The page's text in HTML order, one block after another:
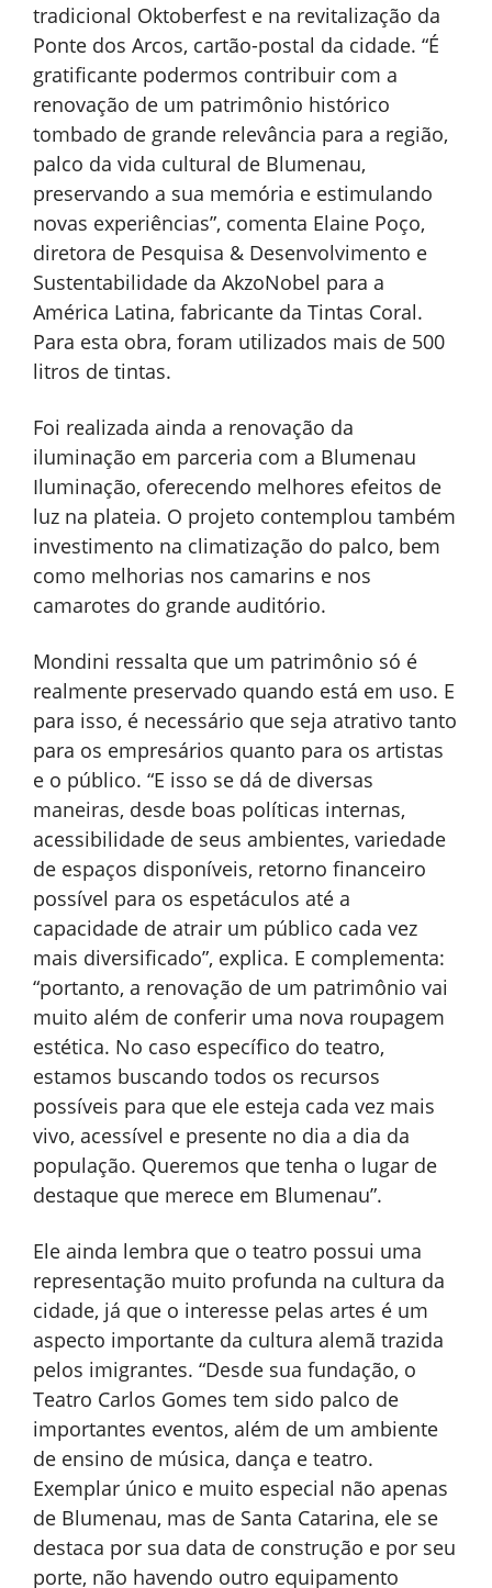
tradicional Oktoberfest e na revitalização da
Ponte dos Arcos, cartão-postal da cidade. “É
gratificante podermos contribuir com a
renovação de um patrimônio histórico
tombado de grande relevância para a região,
palco da vida cultural de Blumenau,
preservando a sua memória e estimulando
novas experiências”, comenta Elaine Poço,
diretora de Pesquisa & Desenvolvimento e
Sustentabilidade da AkzoNobel para a
América Latina, fabricante da Tintas Coral.
Para esta obra, foram utilizados mais de 500
litros de tintas.
Foi realizada ainda a renovação da
iluminação em parceria com a Blumenau
Iluminação, oferecendo melhores efeitos de
luz na plateia. O projeto contemplou também
investimento na climatização do palco, bem
como melhorias nos camarins e nos
camarotes do grande auditório.
Mondini ressalta que um patrimônio só é
realmente preservado quando está em uso. E
para isso, é necessário que seja atrativo tanto
para os empresários quanto para os artistas
e o público. “E isso se dá de diversas
maneiras, desde boas políticas internas,
acessibilidade de seus ambientes, variedade
de espaços disponíveis, retorno financeiro
possível para os espetáculos até a
capacidade de atrair um público cada vez
mais diversificado”, explica. E complementa:
“portanto, a renovação de um patrimônio vai
muito além de conferir uma nova roupagem
estética. No caso específico do teatro,
estamos buscando todos os recursos
possíveis para que ele esteja cada vez mais
vivo, acessível e presente no dia a dia da
população. Queremos que tenha o lugar de
destaque que merece em Blumenau”.
Ele ainda lembra que o teatro possui uma
representação muito profunda na cultura da
cidade, já que o interesse pelas artes é um
aspecto importante da cultura alemã trazida
pelos imigrantes. “Desde sua fundação, o
Teatro Carlos Gomes tem sido palco de
importantes eventos, além de um ambiente
de ensino de música, dança e teatro.
Exemplar único e muito especial não apenas
de Blumenau, mas de Santa Catarina, ele se
destaca por sua data de construção e por seu
porte, não havendo outro equipamento